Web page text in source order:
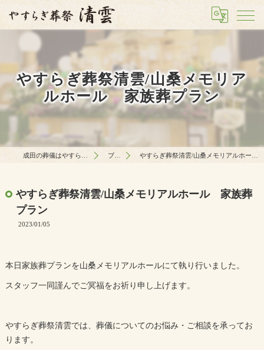
やすらぎ葬祭清雲/山桑メモリア
ルホール 家族葬プラン
ブログ やすらぎ葬祭清雲/山桑メモリアルホール 家族葬プラン
やすらぎ葬祭清雲/山桑メモリアルホール 家族葬
プラン
2023/01/05
本日家族葬プランを山桑メモリアルホールにて執り行いました。
スタッフ一同謹んでご冥福をお祈り申し上げます。
やすらぎ葬祭清雲では、葬儀についてのお悩み・ご相談を承ってお
ります。